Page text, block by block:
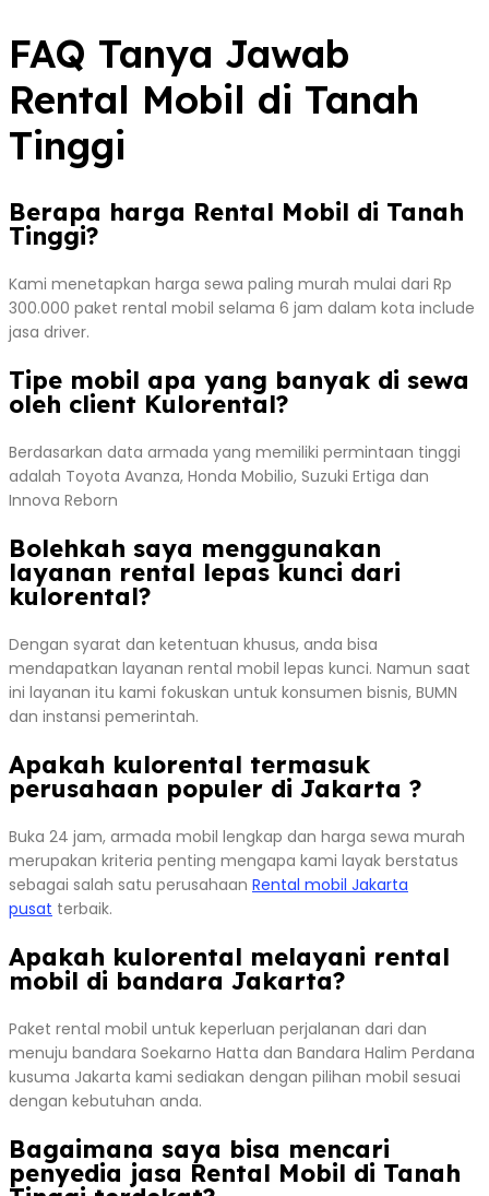
FAQ Tanya Jawab
Rental Mobil di Tanah
Tinggi
Berapa harga Rental Mobil di Tanah
Tinggi?
Kami menetapkan harga sewa paling murah mulai dari Rp
300.000 paket rental mobil selama 6 jam dalam kota include
jasa driver.
Tipe mobil apa yang banyak di sewa
oleh client Kulorental?
Berdasarkan data armada yang memiliki permintaan tinggi
adalah Toyota Avanza, Honda Mobilio, Suzuki Ertiga dan
Innova Reborn
Bolehkah saya menggunakan
layanan rental lepas kunci dari
kulorental?
Dengan syarat dan ketentuan khusus, anda bisa
mendapatkan layanan rental mobil lepas kunci. Namun saat
ini layanan itu kami fokuskan untuk konsumen bisnis, BUMN
dan instansi pemerintah.
Apakah kulorental termasuk
perusahaan populer di Jakarta ?
Buka 24 jam, armada mobil lengkap dan harga sewa murah
merupakan kriteria penting mengapa kami layak berstatus
sebagai salah satu perusahaan Rental mobil Jakarta
pusat terbaik.
Apakah kulorental melayani rental
mobil di bandara Jakarta?
Paket rental mobil untuk keperluan perjalanan dari dan
menuju bandara Soekarno Hatta dan Bandara Halim Perdana
kusuma Jakarta kami sediakan dengan pilihan mobil sesuai
dengan kebutuhan anda.
Bagaimana saya bisa mencari
penyedia jasa Rental Mobil di Tanah